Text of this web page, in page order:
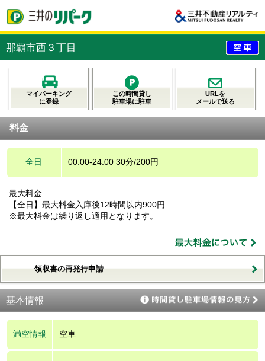
那覇市西３丁目
マイパーキング
に登録
この時間貸し
駐車場に駐車
URLを
メールで送る
料金
全日 00:00-24:00 30分/200円
最大料金
【全日】最大料金入庫後12時間以内900円
※最大料金は繰り返し適用となります。
領収書の再発行申請
基本情報
満空情報 空車